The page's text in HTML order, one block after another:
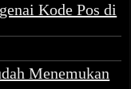
Kode Pos di
Menemukan